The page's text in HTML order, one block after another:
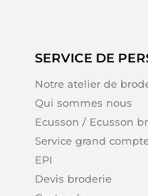
SERVICE DE
Notre atelier de
Qui sommes nous
Ecusson / Ecusson
Service grand
EPI
Devis broderie